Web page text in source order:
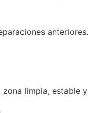
anteriores.
limpia, estable